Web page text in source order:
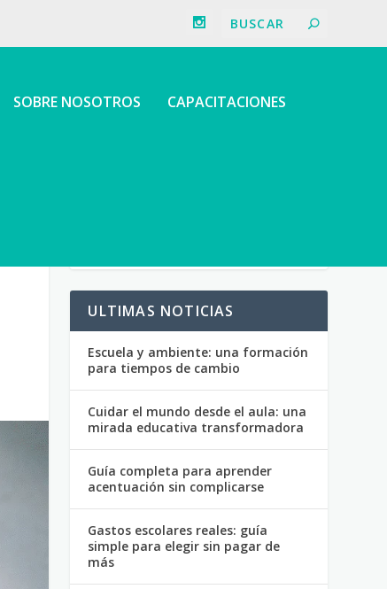
SOBRE NOSOTROS CAPACITACIONES
ULTIMAS NOTICIAS
Escuela y ambiente: una formación
para tiempos de cambio
Cuidar el mundo desde el aula: una
mirada educativa transformadora
Guía completa para aprender
acentuación sin complicarse
Gastos escolares reales: guía
simple para elegir sin pagar de
más